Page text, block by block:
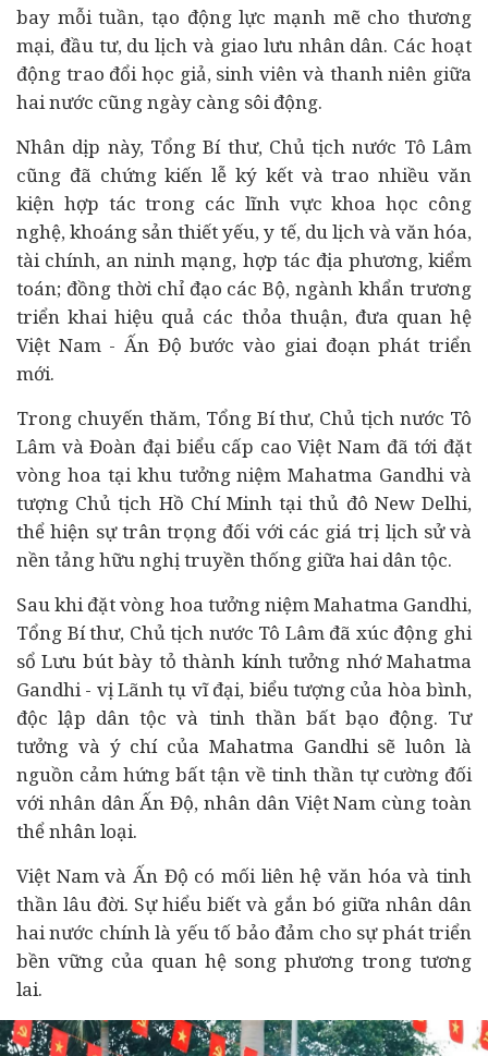
bay mỗi tuần, tạo động lực mạnh mẽ cho thương
mại, đầu tư, du lịch và giao lưu nhân dân. Các hoạt
động trao đổi học giả, sinh viên và thanh niên giữa
hai nước cũng ngày càng sôi động.
Nhân dịp này, Tổng Bí thư, Chủ tịch nước Tô Lâm
cũng đã chứng kiến lễ ký kết và trao nhiều văn
kiện hợp tác trong các lĩnh vực khoa học công
nghệ, khoáng sản thiết yếu, y tế, du lịch và văn hóa,
tài chính, an ninh mạng, hợp tác địa phương, kiểm
toán; đồng thời chỉ đạo các Bộ, ngành khẩn trương
triển khai hiệu quả các thỏa thuận, đưa quan hệ
Việt Nam - Ấn Độ bước vào giai đoạn phát triển
mới.
Trong chuyến thăm, Tổng Bí thư, Chủ tịch nước Tô
Lâm và Đoàn đại biểu cấp cao Việt Nam đã tới đặt
vòng hoa tại khu tưởng niệm Mahatma Gandhi và
tượng Chủ tịch Hồ Chí Minh tại thủ đô New Delhi,
thể hiện sự trân trọng đối với các giá trị lịch sử và
nền tảng hữu nghị truyền thống giữa hai dân tộc.
Sau khi đặt vòng hoa tưởng niệm Mahatma Gandhi,
Tổng Bí thư, Chủ tịch nước Tô Lâm đã xúc động ghi
sổ Lưu bút bày tỏ thành kính tưởng nhớ Mahatma
Gandhi - vị Lãnh tụ vĩ đại, biểu tượng của hòa bình,
độc lập dân tộc và tinh thần bất bạo động. Tư
tưởng và ý chí của Mahatma Gandhi sẽ luôn là
nguồn cảm hứng bất tận về tinh thần tự cường đối
với nhân dân Ấn Độ, nhân dân Việt Nam cùng toàn
thể nhân loại.
Việt Nam và Ấn Độ có mối liên hệ văn hóa và tinh
thần lâu đời. Sự hiểu biết và gắn bó giữa nhân dân
hai nước chính là yếu tố bảo đảm cho sựphát triển
bền vững của quan hệ song phương trong tương
lai.